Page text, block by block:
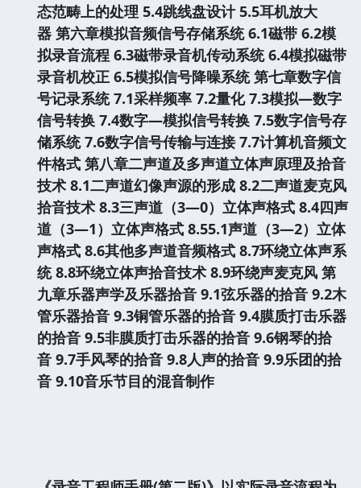
态范畴上的处理 5.4跳线盘设计5.5耳机放大
器 第六章模拟音频信号存储系统6.1磁带 6.2模
拟录音流程 6.3磁带录音机传动系统6.4模拟磁带
录音机校正 6.5模拟信号降噪系统第七章数字信
号记录系统7.1采样频率 7.2量化7.3模拟—数字
信号转换 7.4数字—模拟信号转换 7.5数字信号存
储系统7.6数字信号传输与连接7.7计算机音频文
件格式 第八章二声道及多声道立体声原理及拾音
技术 8.1二声道幻像声源的形成 8.2二声道麦克风
拾音技术 8.3三声道（3—0）立体声格式 8.4四声
道（3—1）立体声格式 8.55.1声道（3—2）立体
声格式 8.6其他多声道音频格式 8.7环绕立体声系
统8.8环绕立体声拾音技术 8.9环绕声麦克风 第
九章乐器声学及乐器拾音 9.1弦乐器的拾音 9.2木
管乐器拾音 9.3铜管乐器的拾音 9.4膜质打击乐器
的拾音 9.5非膜质打击乐器的拾音 9.6钢琴的拾
音 9.7手风琴的拾音 9.8人声的拾音 9.9乐团的拾
音 9.10音乐节目的混音制作